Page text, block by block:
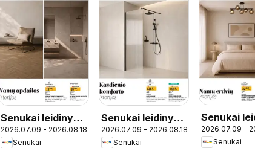
Senukai leidinys -
Leidinys Nr. 23
2026.07.09 - 2026.08.18
Senukai
Senukai leidinys -
Leidinys Nr. 22
2026.07.09 - 2026.08.18
Senukai
Senukai
Leidinys
2026.07.09 -
Senukai